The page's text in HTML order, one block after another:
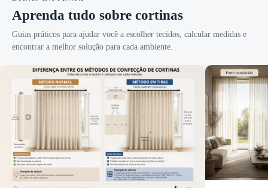
Aprenda tudo sobre cortinas
Guias práticos para ajudar você a escolher tecidos, calcular medidas e
encontrar a melhor solução para cada ambiente.